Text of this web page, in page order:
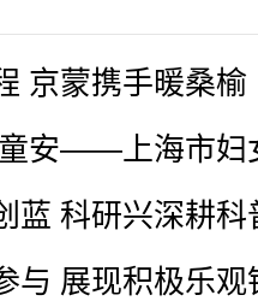
京蒙携手暖桑榆
安——上海市妇
爱国建设特种基
蓝 科研兴深耕科
参加赤峰大学
龄风